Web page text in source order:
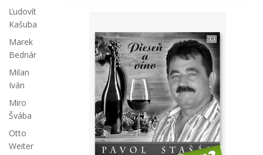
Ľudovít
Kašuba
Marek
Bednár
Milan
Iván
Miro
Švába
Otto
Weiter